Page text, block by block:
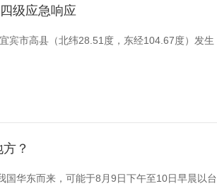
级应急响应
宾市高县（北纬28.51度，东经104.67度）发生
？
国华东而来，可能于8月9日下午至10日早晨以台